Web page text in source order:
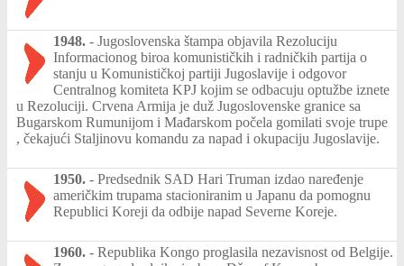
1948. - Jugoslovenska štampa objavila Rezoluciju
Informacionog biroa komunističkih i radničkih partija o
stanju u Komunističkoj partiji Jugoslavije i odgovor
Centralnog komiteta KPJ kojim se odbacuju optužbe iznete
u Rezoluciji. Crvena Armija je duž Jugoslovenske granice sa
Bugarskom Rumunijom i Mađarskom počela gomilati svoje trupe
, čekajući Staljinovu komandu za napad i okupaciju Jugoslavije.
1950. - Predsednik SAD Hari Truman izdao naređenje
američkim trupama stacioniranim u Japanu da pomognu
Republici Koreji da odbije napad Severne Koreje.
1960. - Republika Kongo proglasila nezavisnost od Belgije.